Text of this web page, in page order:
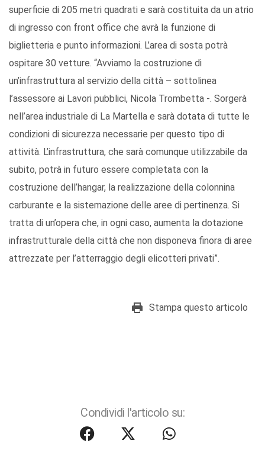
superficie di 205 metri quadrati e sarà costituita da un atrio
di ingresso con front office che avrà la funzione di
biglietteria e punto informazioni. L’area di sosta potrà
ospitare 30 vetture. “Avviamo la costruzione di
un’infrastruttura al servizio della città – sottolinea
l’assessore ai Lavori pubblici, Nicola Trombetta -. Sorgerà
nell’area industriale di La Martella e sarà dotata di tutte le
condizioni di sicurezza necessarie per questo tipo di
attività. L’infrastruttura, che sarà comunque utilizzabile da
subito, potrà in futuro essere completata con la
costruzione dell’hangar, la realizzazione della colonnina
carburante e la sistemazione delle aree di pertinenza. Si
tratta di un’opera che, in ogni caso, aumenta la dotazione
infrastrutturale della città che non disponeva finora di aree
attrezzate per l’atterraggio degli elicotteri privati”.
Stampa questo articolo
Condividi l'articolo su: